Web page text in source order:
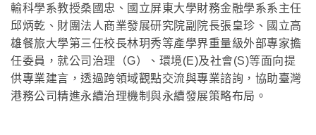
輸科學系教授桑國忠、國立屏東大學財務金融學系系主任
邱炳乾、財團法人商業發展研究院副院長張皇珍、國立高
雄餐旅大學第三任校長林玥秀等產學界重量級外部專家擔
任委員，就公司治理（G）、環境(E)及社會(S)等面向提
供專業建言，透過跨領域觀點交流與專業諮詢，協助臺灣
港務公司精進永續治理機制與永續發展策略布局。